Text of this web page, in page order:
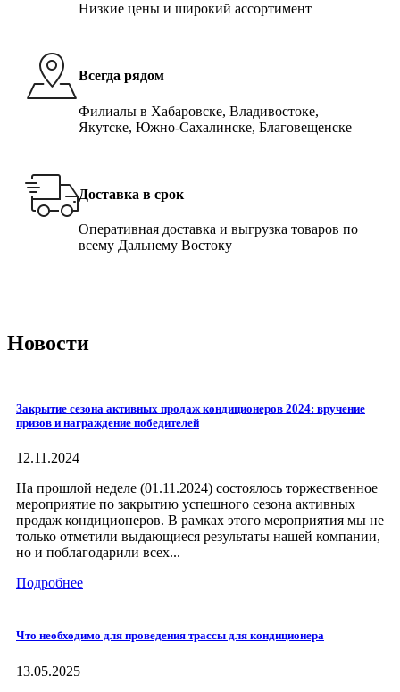
Низкие цены и широкий ассортимент
Всегда рядом
Филиалы в Хабаровске, Владивостоке,
Якутске, Южно-Сахалинске, Благовещенске
Доставка в срок
Оперативная доставка и выгрузка товаров по
всему Дальнему Востоку
Новости
Закрытие сезона активных продаж кондиционеров 2024: вручение
призов и награждение победителей
12.11.2024
На прошлой неделе (01.11.2024) состоялось торжественное
мероприятие по закрытию успешного сезона активных
продаж кондиционеров. В рамках этого мероприятия мы не
только отметили выдающиеся результаты нашей компании,
но и поблагодарили всех...
Подробнее
Что необходимо для проведения трассы для кондиционера
13.05.2025